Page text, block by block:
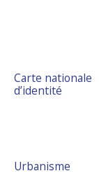
Carte nationale
d’identité
Urbanisme